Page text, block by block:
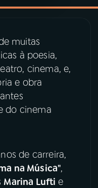
muitas
à poesia,
cinema, e,
e obra
do cinema
de carreira,
na Música",
Marina Lufti e